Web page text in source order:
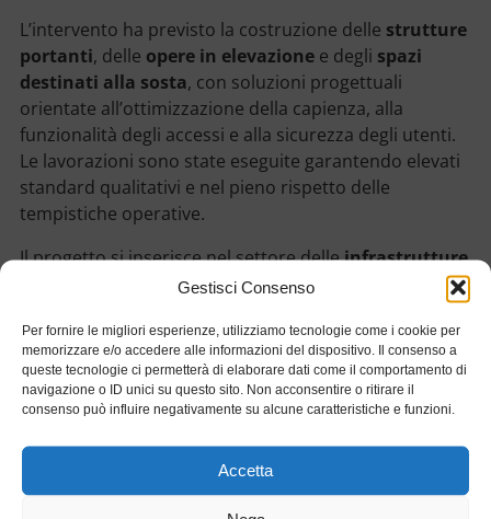
Gestisci Consenso
Per fornire le migliori esperienze, utilizziamo tecnologie come i cookie per
memorizzare e/o accedere alle informazioni del dispositivo. Il consenso a
queste tecnologie ci permetterà di elaborare dati come il comportamento di
navigazione o ID unici su questo sito. Non acconsentire o ritirare il
consenso può influire negativamente su alcune caratteristiche e funzioni.
Accetta
L’intervento ha previsto la costruzione delle strutture
portanti, delle opere in elevazionee degli spazi
destinati alla sosta, con soluzioni progettuali
orientate all’ottimizzazione della capienza, alla
funzionalità degli accessi e alla sicurezza degli utenti.
Le lavorazioni sono state eseguite garantendo elevati
standard qualitativi e nel pieno rispetto delle
tempistiche operative.
Il progetto si inserisce nel settore delleinfrastrutture
, contribuendo al miglioramento della mobilità
Dettagli
Stato:Concluso
Categorie:Commerciale,Edilizia Civile